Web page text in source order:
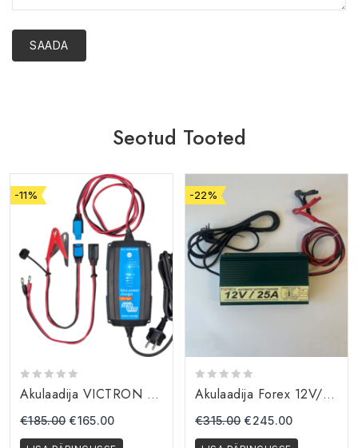
Seotud Tooted
-11%
0
of
Akulaadija VICTRON 12V/15A VIC-IP65-12/15
€185.00 €165.00
-22%
0
of
Akulaadija Forex 12V/25A
€315.00 €245.00